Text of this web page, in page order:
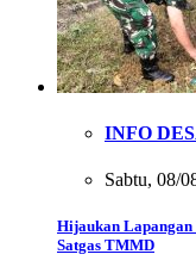
INFO
Sabtu, 08/
Hijaukan Lapangan
Satgas TMMD